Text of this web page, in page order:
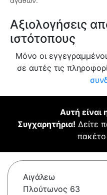
Αξιολογήσεις
ιστότοπους
Μόνο οι
σε αυτές τις
Αυτή είναι
Συγχαρητήρια! Δείτε
Αιγάλεω
Πλούτωνος 63